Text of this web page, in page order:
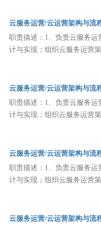
云服务运营/云运营架构与流
职责描述：1、负责云服务
计与实现；组织云服务运营
云服务运营/云运营架构与流
职责描述：1、负责云服务
计与实现；组织云服务运营
云服务运营/云运营架构与流
职责描述：1、负责云服务
计与实现；组织云服务运营
云服务运营/云运营架构与流